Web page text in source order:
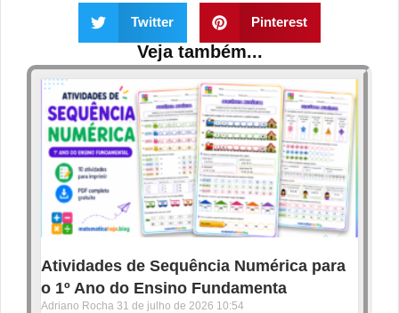
Twitter Pinterest
Veja também...
Atividades de Sequência Numérica para
o 1º Ano do Ensino Fundamenta
Adriano Rocha 31 de julho de 2026 10:54